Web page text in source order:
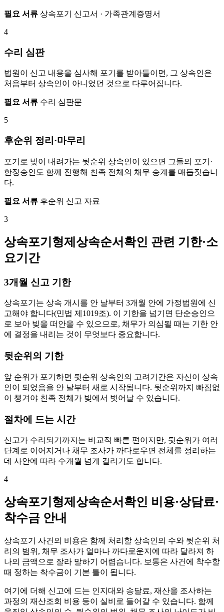
필요 서류 상속포기 신고서 · 가족관계증명서
4
수리 심판
법원이 신고 내용을 심사해 포기를 받아들이면, 그 상속인은
처음부터 상속인이 아니었던 것으로 다루어집니다.
필요 서류 수리 심판문
5
후순위 정리·마무리
포기로 빚이 내려가는 뒷순위 상속인이 있으면 그들의 포기·
한정승인도 함께 진행해 친족 전체의 채무 승계를 매듭짓습니
다.
필요 서류 후순위 신고 자료
3
상속포기형제상속순서확인 관련 기한·소
요기간
3개월 신고 기한
상속포기는 상속 개시를 안 날부터 3개월 안에 가정법원에 신
고해야 합니다(민법 제1019조). 이 기한을 넘기면 단순승인으
로 보아 빚을 떠안을 수 있으므로, 채무가 의심될 때는 기한 안
에 결정을 내리는 것이 무엇보다 중요합니다.
뒷순위의 기한
앞 순위가 포기하면 뒷순위 상속인의 고려기간은 자신이 상속
인이 되었음을 안 날부터 새로 시작됩니다. 뒷순위까지 빠짐없
이 챙겨야 친족 전체가 빚에서 벗어날 수 있습니다.
절차에 드는 시간
신고가 수리되기까지는 비교적 빠른 편이지만, 뒷순위가 여러
단계로 이어지거나 채무 조사가 까다로우면 전체를 정리하는
데 사안에 따라 수개월 넘게 걸리기도 합니다.
4
상속포기형제상속순서확인 비용·상담료·
착수금 안내
상속포기 사건의 비용은 함께 처리할 상속인의 수와 뒷순위 처
리의 범위, 채무 조사가 얼마나 까다로운지에 따라 달라져 하
나의 금액으로 잘라 말하기 어렵습니다. 보통은 사건에 착수할
때 정하는 착수금이 기본 틀이 됩니다.
여기에 더해 신고에 드는 인지대와 송달료, 재산을 조사하는
과정의 재산조회 비용 등이 실비로 들어갈 수 있습니다. 함께